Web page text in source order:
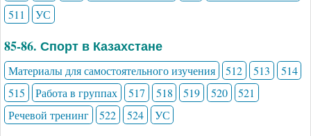
511
УС
85-86. Спорт в Казахстане
Материалы для самостоятельного изучения 512 513
514
515
Работа в группах 517 518 519 520
521
Речевой тренинг
522 524 УС